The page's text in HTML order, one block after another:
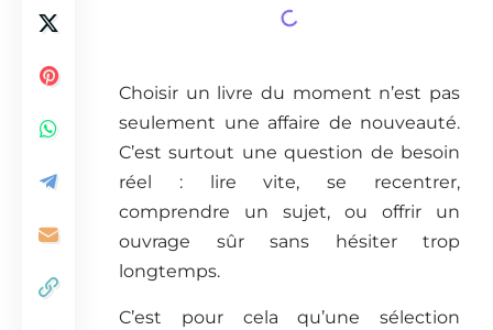
Choisir un livre du moment n’est pas
seulement une affaire de nouveauté.
C’est surtout une question de besoin
réel : lire vite, se recentrer,
comprendre un sujet, ou offrir un
ouvrage sûr sans hésiter trop
longtemps.
C’est pour cela qu’une sélection